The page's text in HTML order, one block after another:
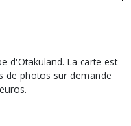
d'Otakuland. La carte est
de photos sur demande